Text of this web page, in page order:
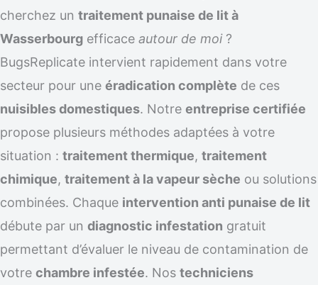
cherchez un traitement punaise de lit à
Wasserbourg efficace autour de moi?
BugsReplicate intervient rapidement dans votre
secteur pour une éradication complète de ces
nuisibles domestiques. Notre entreprise certifiée
propose plusieurs méthodes adaptées à votre
situation : traitement thermique, traitement
chimique, traitement à la vapeur sèche ou solutions
combinées. Chaque intervention anti punaise de lit
débute par un diagnostic infestation gratuit
permettant d’évaluer le niveau de contamination de
votre chambre infestée. Nos techniciens